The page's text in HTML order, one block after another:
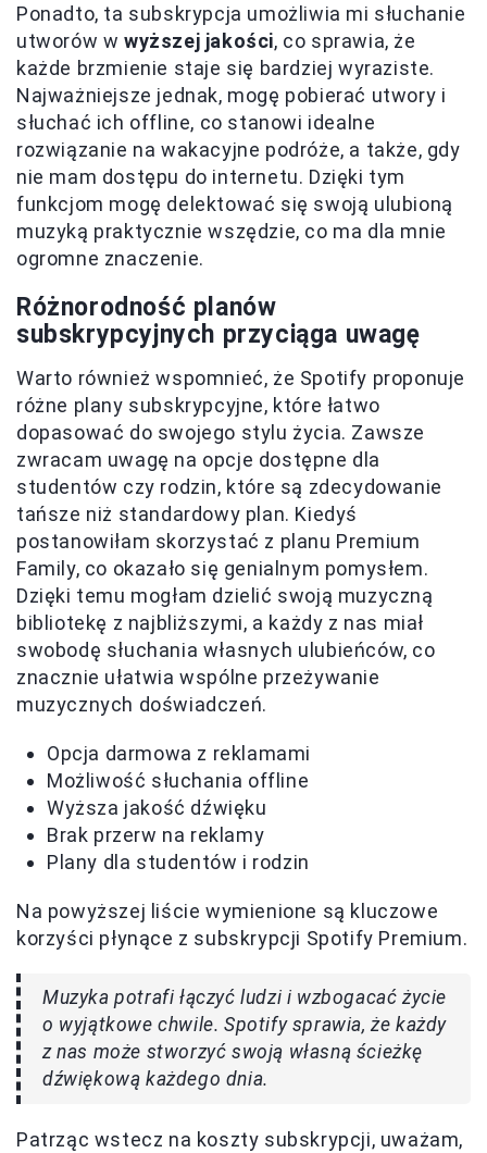
Ponadto, ta subskrypcja umożliwia mi słuchanie
utworów w wyższej jakości, co sprawia, że
każde brzmienie staje się bardziej wyraziste.
Najważniejsze jednak, mogę pobierać utwory i
słuchać ich offline, co stanowi idealne
rozwiązanie na wakacyjne podróże, a także, gdy
nie mam dostępu do internetu. Dzięki tym
funkcjom mogę delektować się swoją ulubioną
muzyką praktycznie wszędzie, co ma dla mnie
ogromne znaczenie.
Różnorodność planów
subskrypcyjnych przyciąga uwagę
Warto również wspomnieć, że Spotify proponuje
różne plany subskrypcyjne, które łatwo
dopasować do swojego stylu życia. Zawsze
zwracam uwagę na opcje dostępne dla
studentów czy rodzin, które są zdecydowanie
tańsze niż standardowy plan. Kiedyś
postanowiłam skorzystać z planu Premium
Family, co okazało się genialnym pomysłem.
Dzięki temu mogłam dzielić swoją muzyczną
bibliotekę z najbliższymi, a każdy z nas miał
swobodę słuchania własnych ulubieńców, co
znacznie ułatwia wspólne przeżywanie
muzycznych doświadczeń.
Opcja darmowa z reklamami
Możliwość słuchania offline
Wyższa jakość dźwięku
Brak przerw na reklamy
Plany dla studentów i rodzin
Na powyższej liście wymienione są kluczowe
korzyści płynące z subskrypcji Spotify Premium.
Muzyka potrafi łączyć ludzi i wzbogacać życie
o wyjątkowe chwile. Spotify sprawia, że każdy
z nas może stworzyć swoją własną ścieżkę
dźwiękową każdego dnia.
Patrząc wstecz na koszty subskrypcji, uważam,